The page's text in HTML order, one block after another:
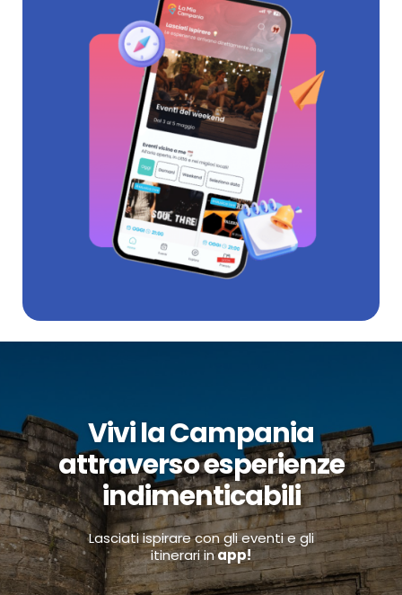
Vivi la Campania
attraverso esperienze
indimenticabili
Lasciati ispirare con gli eventi e gli
itinerari inapp!